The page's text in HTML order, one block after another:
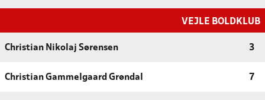
VEJLE BOLDKLUB
Christian Nikolaj Sørensen 3
Christian Gammelgaard Grøndal 7